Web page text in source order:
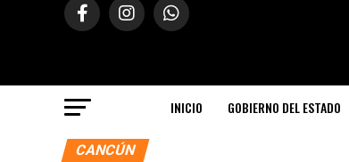
INICIO GOBIERNO DEL ESTADO
CANCÚN